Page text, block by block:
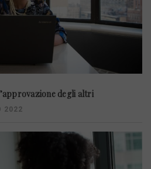
degli altri
2022